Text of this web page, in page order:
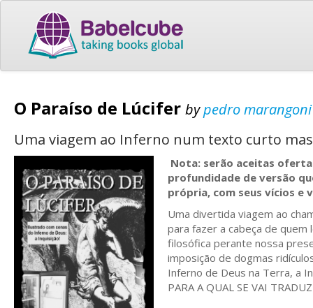
O Paraíso de Lúcifer bypedro marangoni
Uma viagem ao Inferno num texto curto
Nota: serão aceitas
profundidade de versão
própria, com seus vícios e
Uma divertida viagem ao
para fazer a cabeça de
filosófica perante nossa
imposição de dogmas
Inferno de Deus na Terra, a
PARA A QUAL SE VAI